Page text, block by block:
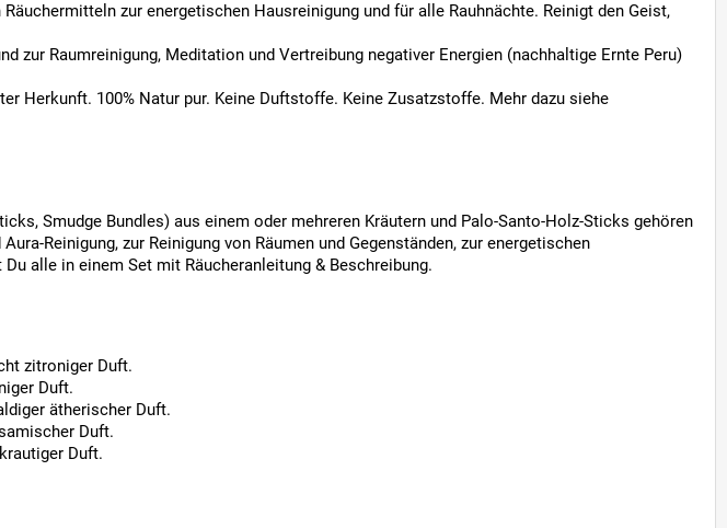
zur energetischen Hausreinigung und für alle Rauhnächte. Reinigt den Geist,
zur Raumreinigung, Meditation und Vertreibung negativer Energien (nachhaltige Ernte Peru)
Herkunft. 100% Natur pur. Keine Duftstoffe. Keine Zusatzstoffe. Mehr dazu siehe
Smudge Bundles) aus einem oder mehreren Kräutern und Palo-Santo-Holz-Sticks gehören
Reinigung, zur Reinigung von Räumen und Gegenständen, zur energetischen
alle in einem Set mit Räucheranleitung & Beschreibung.
zitroniger Duft.
Duft.
ätherischer Duft.
Duft.
Duft.